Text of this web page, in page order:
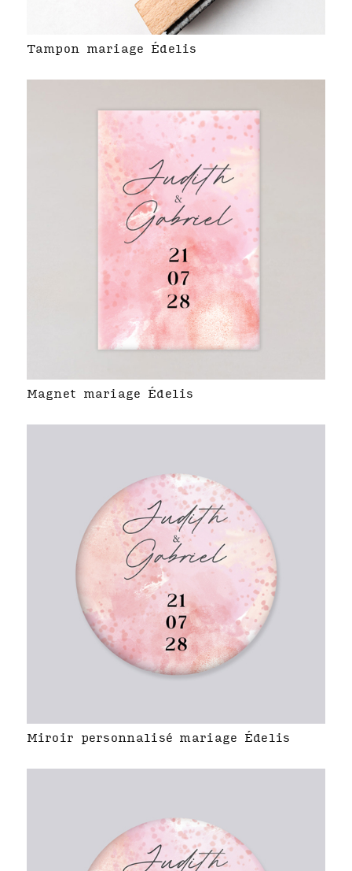
Tampon mariage Édelis
Magnet mariage Édelis
Miroir personnalisé mariage Édelis